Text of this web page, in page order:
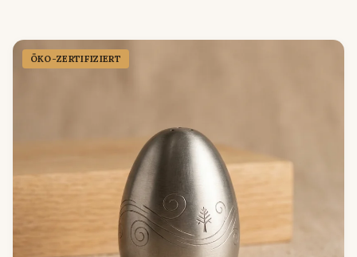
ÖKO-ZERTIFIZIERT